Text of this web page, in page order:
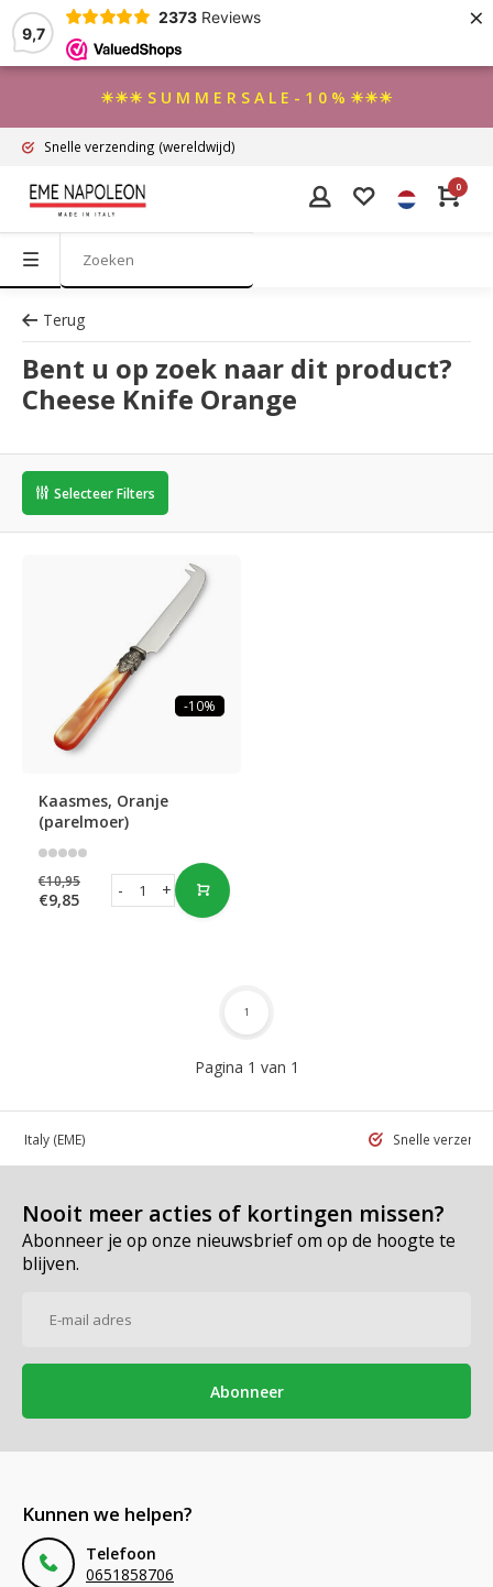
9,7
2373 Reviews ×
☀☀☀ S U M M E R S A L E - 1 0 % ☀☀☀
Snelle verzending (wereldwijd)
0
Terug
Bent u op zoek naar dit product?
Cheese Knife Orange
Selecteer Filters
-10%
Kaasmes, Oranje
(parelmoer)
€10,95
€9,85 +
-
Pagina 1 van 1
1
in Italy (EME) Snelle
Nooit meer acties of kortingen missen?
Abonneer je op onze nieuwsbrief om op de hoogte te
blijven.
Abonneer
Kunnen we helpen?
Telefoon
0651858706